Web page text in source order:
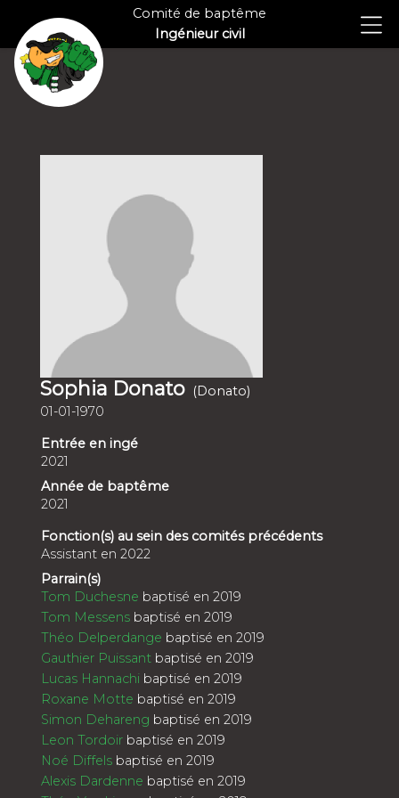
Comité de baptême
Ingénieur civil
Sophia Donato (Donato)
01-01-1970
Entrée en ingé
2021
Année de baptême
2021
Fonction(s) au sein des comités précédents
Assistant en 2022
Parrain(s)
Tom Duchesne baptisé en 2019
Tom Messens baptisé en 2019
Théo Delperdange baptisé en 2019
Gauthier Puissant baptisé en 2019
Lucas Hannachi baptisé en 2019
Roxane Motte baptisé en 2019
Simon Dehareng baptisé en 2019
Leon Tordoir baptisé en 2019
Noé Diffels baptisé en 2019
Alexis Dardenne baptisé en 2019